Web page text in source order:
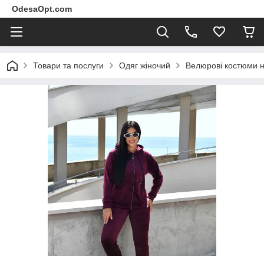
OdesaOpt.com
Товари та послуги Одяг жіночий Велюрові костюми